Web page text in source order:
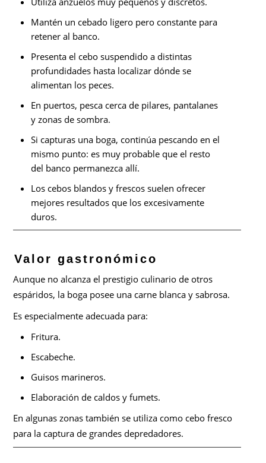
Mantén un cebado ligero pero constante para
retener al banco.
Presenta el cebo suspendido a distintas
profundidades hasta localizar dónde se
alimentan los peces.
En puertos, pesca cerca de pilares, pantalanes
y zonas de sombra.
Si capturas una boga, continúa pescando en el
mismo punto: es muy probable que el resto
del banco permanezca allí.
Los cebos blandos y frescos suelen ofrecer
mejores resultados que los excesivamente
duros.
Valor gastronómico
Aunque no alcanza el prestigio culinario de otros
espáridos, la boga posee una carne blanca y sabrosa.
Es especialmente adecuada para:
Fritura.
Escabeche.
Guisos marineros.
Elaboración de caldos y fumets.
En algunas zonas también se utiliza como cebo fresco
para la captura de grandes depredadores.